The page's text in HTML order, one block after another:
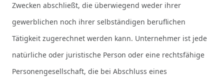
Zwecken abschließt, die überwiegend weder ihrer
gewerblichen noch ihrer selbständigen beruflichen
Tätigkeit zugerechnet werden kann. Unternehmer ist jede
natürliche oder juristische Person oder eine rechtsfähige
Personengesellschaft, die bei Abschluss eines